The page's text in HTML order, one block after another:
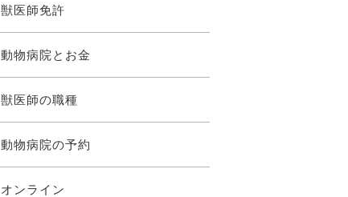
獣医師免許
動物病院とお金
獣医師の職種
動物病院の予約
オンライン